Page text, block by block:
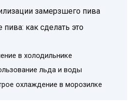
замерзшего пива
как сделать это
в холодильнике
льда и воды
охлаждение в морозилке